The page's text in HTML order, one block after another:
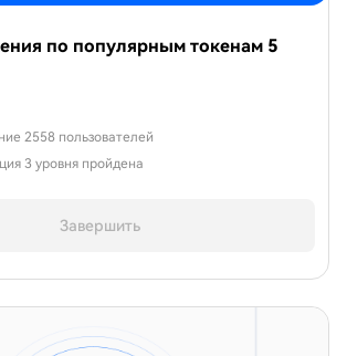
по популярным токенам 5
2558 пользователей
3 уровня пройдена
Завершить